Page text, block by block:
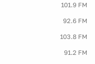
101.9 FM
92.6 FM
103.8 FM
91.2 FM